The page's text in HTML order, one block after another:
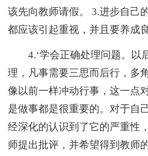
该先向教师请假。 3.进步自己
都应该引起重视，并且要养成
4.‘学会正确处理问题。以
理，凡事需要三思而后行，多
像以前一样冲动行事，这一点
是做事都是很重要的。对于自
经深化的认识到了它的严重性
师提出批评，并希望得到教师